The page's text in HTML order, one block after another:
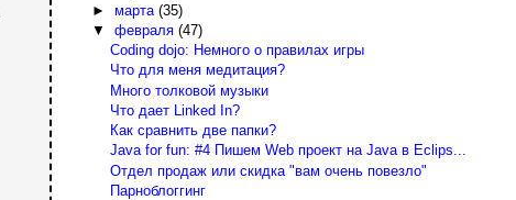
► марта (35)
▼ февраля (47)
Сoding dojo: Немного о правилах игры
Что для меня медитация?
Много толковой музыки
Что дает Linked In?
Как сравнить две папки?
Java for fun: #4 Пишем Web проект на Java в Eclips...
Отдел продаж или скидка "вам очень повезло"
Парноблоггинг